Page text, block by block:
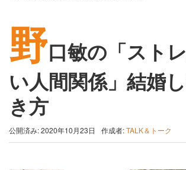
野口敏の「スト
い人間関係」結婚
き方
公開済み: 2020年10月23日 作成者:TALK＆トーク